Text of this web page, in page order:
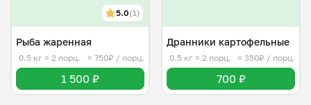
5.0(1)
Рыба жаренная
0.5 кг ≈ 2 порц. ≈ 750₽ / порц.
1 500 ₽
Дранники картофельные
0.5 кг ≈ 2 порц. ≈ 350₽ / порц.
700 ₽